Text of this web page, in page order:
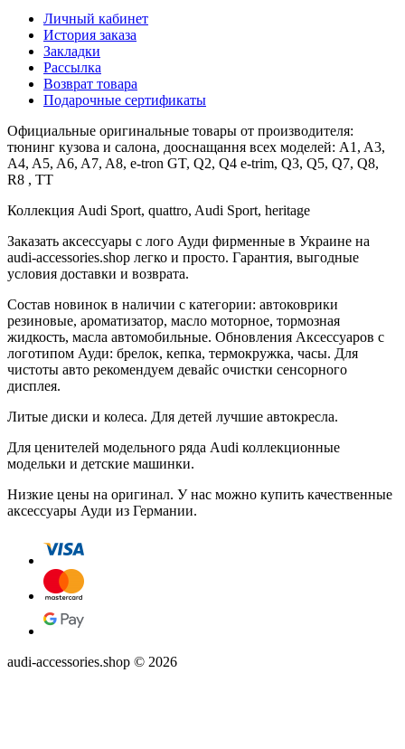
Личный кабинет
История заказа
Закладки
Рассылка
Возврат товара
Подарочные сертификаты
Официальные оригинальные товары от производителя:
тюнинг кузова и салона, дооснащання всех моделей: A1, A3,
A4, A5, A6, A7, A8, e-tron GT, Q2, Q4 e-trim, Q3, Q5, Q7, Q8,
R8 , TT
Коллекция Audi Sport, quattro, Audi Sport, heritage
Заказать аксессуары с лого Ауди фирменные в Украине на
audi-accessories.shop легко и просто. Гарантия, выгодные
условия доставки и возврата.
Состав новинок в наличии с категории: автоковрики
резиновые, ароматизатор, масло моторное, тормозная
жидкость, масла автомобильные. Обновления Аксессуаров с
логотипом Ауди: брелок, кепка, термокружка, часы. Для
чистоты авто рекомендуем девайс очистки сенсорного
дисплея.
Литые диски и колеса. Для детей лучшие автокресла.
Для ценителей модельного ряда Audi коллекционные
модельки и детские машинки.
Низкие цены на оригинал. У нас можно купить качественные
аксессуары Ауди из Германии.
audi-accessories.shop © 2026